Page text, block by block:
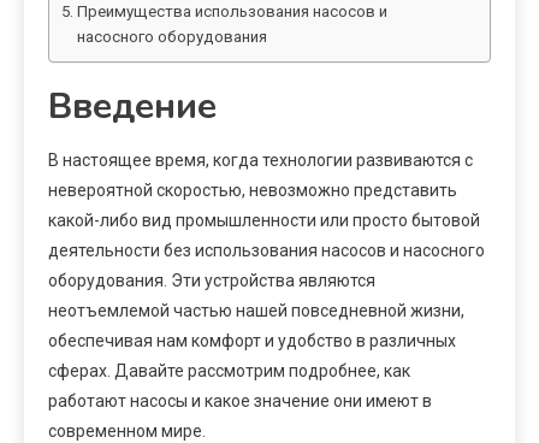
Преимущества использования насосов и
насосного оборудования
Введение
В настоящее время, когда технологии развиваются с
невероятной скоростью, невозможно представить
какой-либо вид промышленности или просто бытовой
деятельности без использования насосов и насосного
оборудования. Эти устройства являются
неотъемлемой частью нашей повседневной жизни,
обеспечивая нам комфорт и удобство в различных
сферах. Давайте рассмотрим подробнее, как
работают насосы и какое значение они имеют в
современном мире.